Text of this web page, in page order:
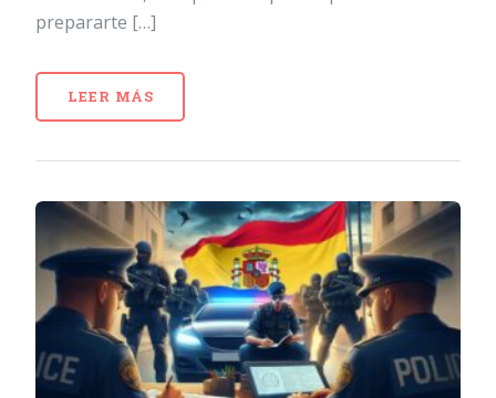
prepararte […]
LEER MÁS